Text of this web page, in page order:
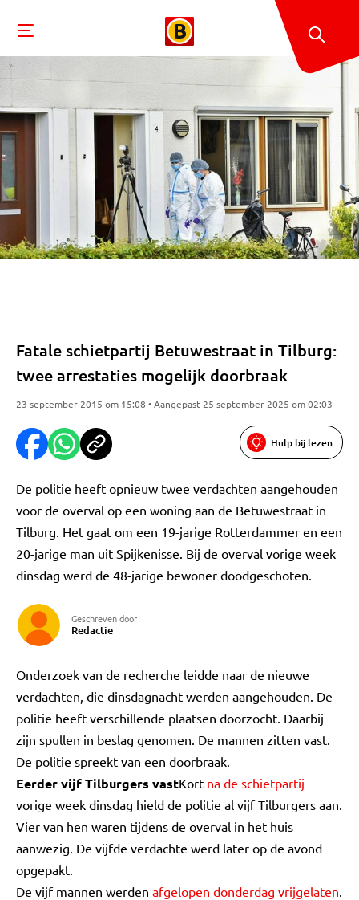
Fatale schietpartij Betuwestraat in Tilburg:
twee arrestaties mogelijk doorbraak
23 september 2015 om 15:08 • Aangepast 25 september 2025 om 02:03
Hulp bij lezen
De politie heeft opnieuw twee verdachten aangehouden
voor de overval op een woning aan de Betuwestraat in
Tilburg. Het gaat om een 19-jarige Rotterdammer en een
20-jarige man uit Spijkenisse. Bij de overval vorige week
dinsdag werd de 48-jarige bewoner doodgeschoten.
Geschreven door
Redactie
Onderzoek van de recherche leidde naar de nieuwe
verdachten, die dinsdagnacht werden aangehouden. De
politie heeft verschillende plaatsen doorzocht. Daarbij
zijn spullen in beslag genomen. De mannen zitten vast.
De politie spreekt van een doorbraak.
Eerder vijf Tilburgers vastKort na de schietpartij
vorige week dinsdag hield de politie al vijf Tilburgers aan.
Vier van hen waren tijdens de overval in het huis
aanwezig. De vijfde verdachte werd later op de avond
opgepakt.
De vijf mannen werden afgelopen donderdag vrijgelaten.